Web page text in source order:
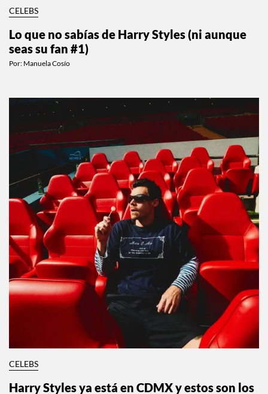
CELEBS
Lo que no sabías de Harry Styles (ni aunque
seas su fan #1)
Por: Manuela Cosío
CELEBS
Harry Styles ya está en CDMX y estos son los